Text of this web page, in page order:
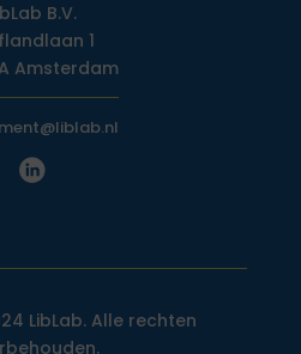
B.V.
1
Amsterdam
LibLab. Alle rechten